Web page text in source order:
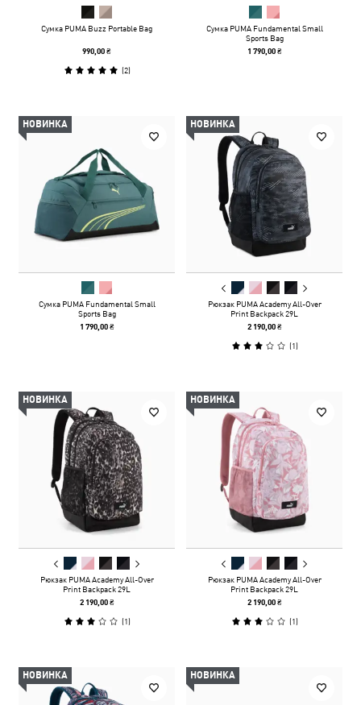
Сумка PUMA Buzz Portable Bag
990,00 ₴
(2)
Сумка PUMA Fundamental Small
Sports Bag
1 790,00 ₴
НОВИНКА
Сумка PUMA Fundamental Small
Sports Bag
1 790,00 ₴
НОВИНКА
Рюкзак PUMA Academy All-Over
Print Backpack 29L
2 190,00 ₴
(1)
НОВИНКА
Рюкзак PUMA Academy All-Over
Print Backpack 29L
2 190,00 ₴
(1)
НОВИНКА
Рюкзак PUMA Academy All-Over
Print Backpack 29L
2 190,00 ₴
(1)
НОВИНКА НОВИНКА